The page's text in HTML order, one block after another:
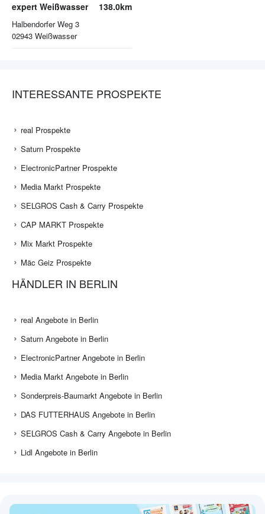
expert Weißwasser
Halbendorfer Weg 3
02943 Weißwasser
138.0km
INTERESSANTE PROSPEKTE
real Prospekte
Saturn Prospekte
ElectronicPartner Prospekte
Media Markt Prospekte
SELGROS Cash & Carry Prospekte
CAP MARKT Prospekte
Mix Markt Prospekte
Mäc Geiz Prospekte
HÄNDLER IN BERLIN
real Angebote in Berlin
Saturn Angebote in Berlin
ElectronicPartner Angebote in Berlin
Media Markt Angebote in Berlin
Sonderpreis-Baumarkt Angebote in Berlin
DAS FUTTERHAUS Angebote in Berlin
SELGROS Cash & Carry Angebote in Berlin
Lidl Angebote in Berlin